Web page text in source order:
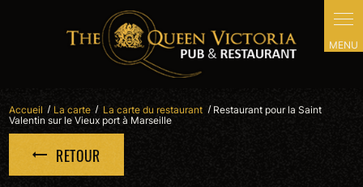
Accueil La carte La carte du restaurant Restaurant pour la Saint
Valentin sur le Vieux port à Marseille
RETOUR
Panneau de gestion des cookies